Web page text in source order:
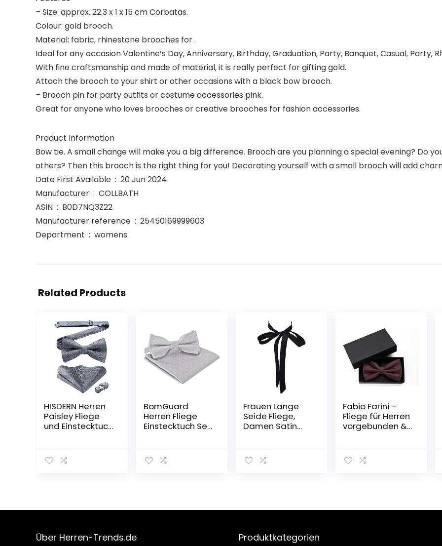
– Size: approx. 22.3 x 1 x 15 cm Corbatas.
Colour: gold brooch.
Material: fabric, rhinestone brooches for .
Ideal for any occasion Valentine’s Day, Anniversary, Birthday, Graduation, Party, Banquet, Casual, Party,
With fine craftsmanship and made of material, it is really perfect for gifting gold.
Attach the brooch to your shirt or other occasions with a black bow brooch.
– Brooch pin for party outfits or costume accessories pink.
Great for anyone who loves brooches or creative brooches for fashion accessories.
Product Information
Bow tie. A small change will make you a big difference. Brooch are you planning a special evening? Do
others? Then this brooch is the right thing for you! Decorating yourself with a small brooch will add
Date First Available ‏ : ‎ 20 Jun 2024
Manufacturer ‏ : ‎ COLLBATH
ASIN ‏ : ‎ B0D7NQ3Z22
Manufacturer reference ‏ : ‎ 25450169999603
Department ‏ : ‎ womens
Related Products
HISDERN Herren
Paisley Fliege
und Einstecktuch
pfe Set,Schleife
mit Haken –
Weihnachten
BomGuard
Herren Fliege
Einstecktuch Set
Hemd usw
Frauen Lange
Seide Fliege,
Damen Satin
Fliege Für T-Shirt
Dekoration
Fabio Farini –
Fliege für Herren
vorgebunden &
Schleife in
unifarben,
Über Herren-Trends.de Produktkategorien